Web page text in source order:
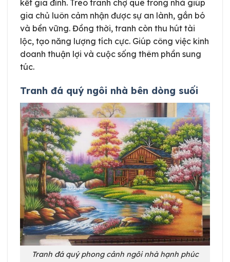
kết gia đình. Treo tranh chợ quê trong nhà giúp
gia chủ luôn cảm nhận được sự an lành, gắn bó
và bền vững. Đồng thời, tranh còn thu hút tài
lộc, tạo năng lượng tích cực. Giúp công việc kinh
doanh thuận lợi và cuộc sống thêm phần sung
túc.
Tranh đá quý ngôi nhà bên dòng suối
Tranh đá quý phong cảnh ngôi nhà hạnh phúc